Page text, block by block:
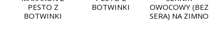
PESTO Z
BOTWINKI
BOTWINKI
OWOCOWY (BEZ
SERA) NA ZIMNO